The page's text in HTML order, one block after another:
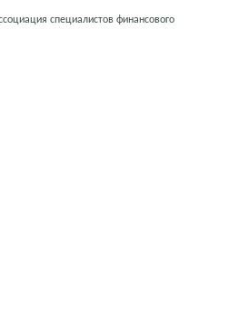
специалистов финансового